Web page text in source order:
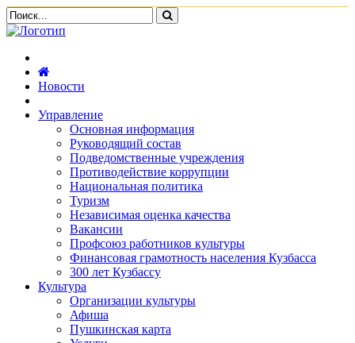
Новости
Управление
Основная информация
Руководящий состав
Подведомственные учреждения
Противодействие коррупции
Национальная политика
Туризм
Независимая оценка качества
Вакансии
Профсоюз работников культуры
Финансовая грамотность населения Кузбасса
300 лет Кузбассу
Культура
Организации культуры
Афиша
Пушкинская карта